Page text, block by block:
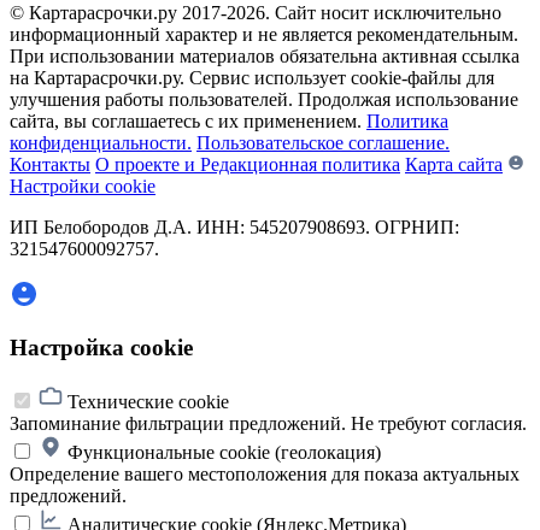
© Картарасрочки.ру 2017-2026. Сайт носит исключительно
информационный характер и не является рекомендательным.
При использовании материалов обязательна активная ссылка
на Картарасрочки.ру. Сервис использует cookie-файлы для
улучшения работы пользователей. Продолжая использование
сайта, вы соглашаетесь с их применением. Политика
конфиденциальности. Пользовательское соглашение.
Контакты О проекте и Редакционная политика Карта сайта
Настройки cookie
ИП Белобородов Д.А. ИНН: 545207908693. ОГРНИП:
321547600092757.
Настройка cookie
Технические cookie
Запоминание фильтрации предложений. Не требуют согласия.
Функциональные cookie (геолокация)
Определение вашего местоположения для показа актуальных
предложений.
Аналитические cookie (Яндекс.Метрика)